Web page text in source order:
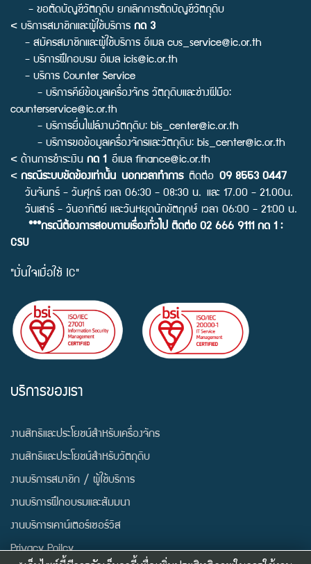
- ขอตัดบัญชีวัตถุดิบ ยกเลิกการตัดบัญชีวัตถุุดิบ
< บริการสมาชิกและผู้ใช้บริการ กด 3
- สมัครสมาชิกและผู้ใช้บริการ อีเมล cus_service@ic.or.th
- บริการฝึกอบรม อีเมล icis@ic.or.th
- บริการ Counter Service
- บริการคีย์ข้อมูลเครื่องจักร วัตถุดิบและช่างฝีมือ:
counterservice@ic.or.th
- บริการยื่นไฟล์งานวัตถุดิบ: bis_center@ic.or.th
- บริการขอข้อมูลเครื่องจักรและวัตถุดิบ: bis_center@ic.or.th
< ด้านการชำระเงิน กด 1 อีเมล finance@ic.or.th
< กรณีระบบขัดข้องเท่านั้น นอกเวลาทำการ ติดต่อ 09 8553 0447
วันจันทร์ - วันศุกร์ เวลา 06:30 - 08:30 น. และ 17.00 - 21.00น.
วันเสาร์ - วันอาทิตย์ และวันหยุดนักขัตฤกษ์ เวลา 06:00 - 21:00 น.
***กรณีต้องการสอบถามเรื่องทั่วไป ติดต่อ 02 666 9111 กด 1 :
CSU
"มั่นใจเมื่อใช้ IC"
บริการของเรา
งานสิทธิและประโยชน์สำหรับเครื่องจักร
งานสิทธิและประโยชน์สำหรับวัตถุดิบ
งานบริการสมาชิก / ผู้ใช้บริการ
งานบริการฝึกอบรมและสัมมนา
งานบริการเคาน์เตอร์เซอร์วิส
Privacy Poilcy